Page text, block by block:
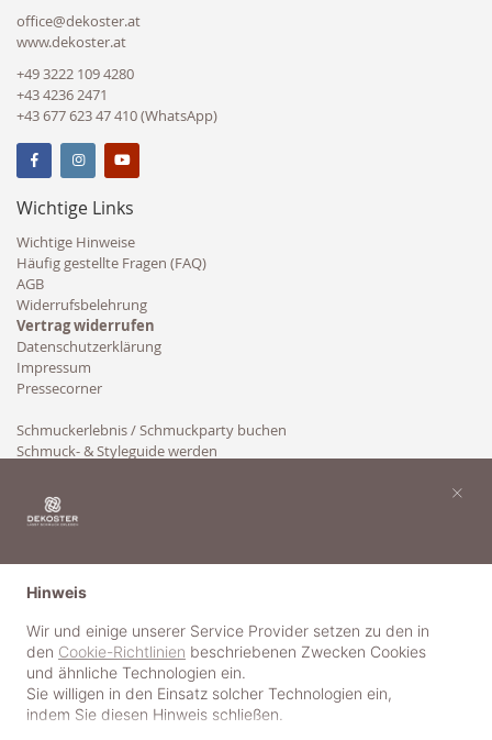
office@dekoster.at
www.dekoster.at
+49 3222 109 4280
+43 4236 2471
+43 677 623 47 410 (WhatsApp)
Wichtige Links
Wichtige Hinweise
Häufig gestellte Fragen (FAQ)
AGB
Widerrufsbelehrung
Vertrag widerrufen
Datenschutzerklärung
Impressum
Pressecorner
Schmuckerlebnis / Schmuckparty buchen
Schmuck- & Styleguide werden
Hinweis
Wir und einige unserer Service Provider setzen zu den in
den Cookie-Richtlinien beschriebenen Zwecken Cookies
und ähnliche Technologien ein.
Sie willigen in den Einsatz solcher Technologien ein,
indem Sie diesen Hinweis schließen.
×